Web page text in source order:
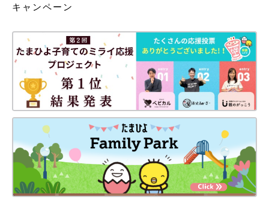
訪問看護で多胎家庭をサポートする、榊原さん。
榊原さんは、愛知県名古屋市の訪問看護ステーション「恕庵」
（じょあん）で看護師・助産師として、多胎家庭の訪問看護も担
当しています。
――多胎家庭の訪問看護について教えてください。
榊原 先ほども話したように、多胎家庭で本当に困っているマ
マ・パパは、家から外に出られないんです。
訪問看護というと高齢者や医療的ケア児の訪問看護をイメージす
るママ・パパもいるでしょうが、多胎の場合は早産で小さく生ま
れた赤ちゃんが多く、何らかの病気をもっている子もいます。発
達も遅めです。また多胎育児は、とくにワンオペだとママ（パ
キャンペーン